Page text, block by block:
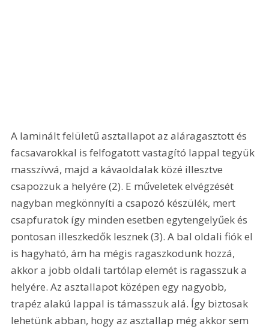
A laminált felületű asztallapot az aláragasztott és
facsavarokkal is felfogatott vastagító lappal tegyük
masszívvá, majd a kávaoldalak közé illesztve
csapozzuk a helyére (2). E műveletek elvégzését
nagyban megkönnyíti a csapozó készülék, mert
csapfuratok így minden esetben egytengelyűek és
pontosan illeszkedők lesznek (3). A bal oldali fiók el
is hagyható, ám ha mégis ragaszkodunk hozzá,
akkor a jobb oldali tartólap elemét is ragasszuk a
helyére. Az asztallapot középen egy nagyobb,
trapéz alakú lappal is támasszuk alá. Így biztosak
lehetünk abban, hogy az asztallap még akkor sem